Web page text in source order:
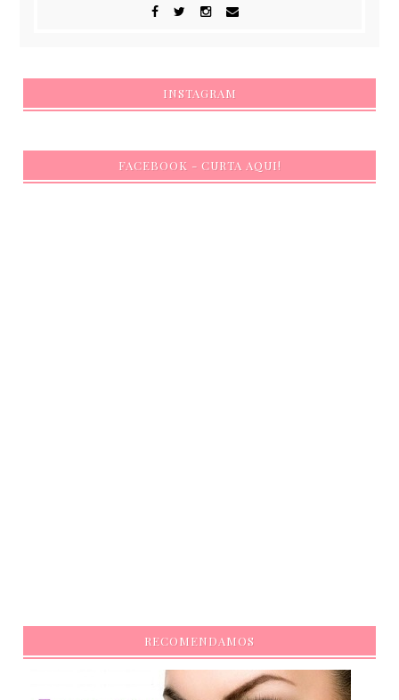
INSTAGRAM
FACEBOOK - CURTA AQUI!
RECOMENDAMOS